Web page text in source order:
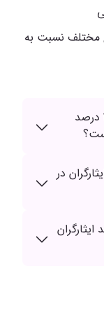
مختلف نسبت به
حد نصاب علمی برای تاثیر سهمیه 25 درصد
25 درصد ایثارگران در
با سهمیه 25 درصد ایثارگران